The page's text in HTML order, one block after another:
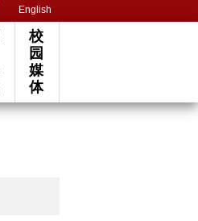
English
校
园
媒
体